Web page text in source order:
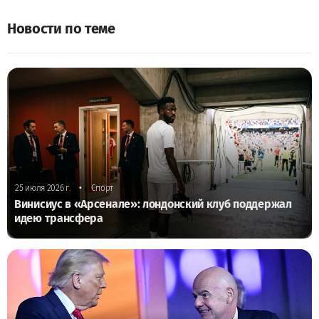
Новости по теме
25 июля 2026 г. • Спорт
Винисиус в «Арсенале»: лондонский клуб поддержал
идею трансфера